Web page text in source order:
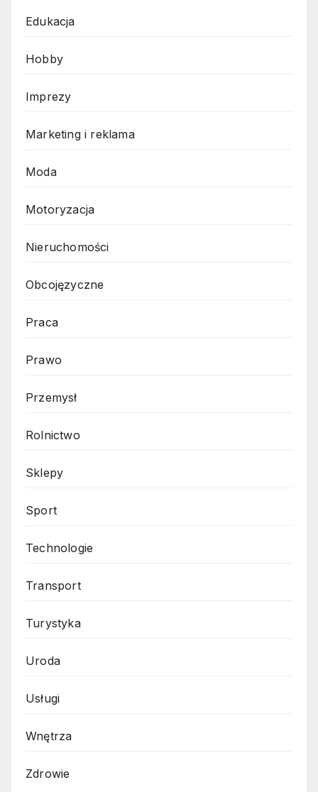
Edukacja
Hobby
Imprezy
Marketing i reklama
Moda
Motoryzacja
Nieruchomości
Obcojęzyczne
Praca
Prawo
Przemysł
Rolnictwo
Sklepy
Sport
Technologie
Transport
Turystyka
Uroda
Usługi
Wnętrza
Zdrowie